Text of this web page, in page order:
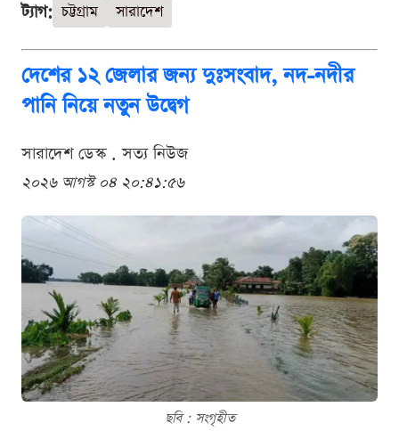
ট্যাগ: চট্টগ্রাম সারাদেশ
দেশের ১২ জেলার জন্য দুঃসংবাদ, নদ-নদীর
পানি নিয়ে নতুন উদ্বেগ
সারাদেশ ডেস্ক . সত্য নিউজ
২০২৬ আগস্ট ০৪ ২০:৪১:৫৬
ছবি : সংগৃহীত